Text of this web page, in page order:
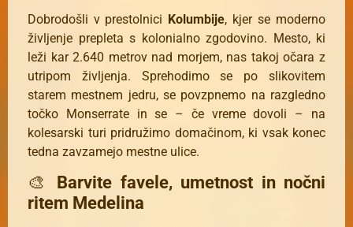
Dobrodošli v prestolnici Kolumbije, kjer se moderno
življenje prepleta s kolonialno zgodovino. Mesto, ki
leži kar 2.640 metrov nad morjem, nas takoj očara z
utripom življenja. Sprehodimo se po slikovitem
starem mestnem jedru, se povzpnemo na razgledno
točko Monserrate in se – če vreme dovoli – na
kolesarski turi pridružimo domačinom, ki vsak konec
tedna zavzamejo mestne ulice.
🎨 Barvite favele, umetnost in nočni
ritem Medelina